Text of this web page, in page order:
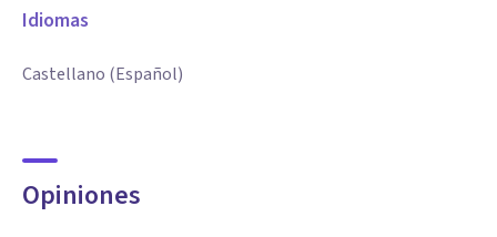
Idiomas
Castellano (Español)
Opiniones